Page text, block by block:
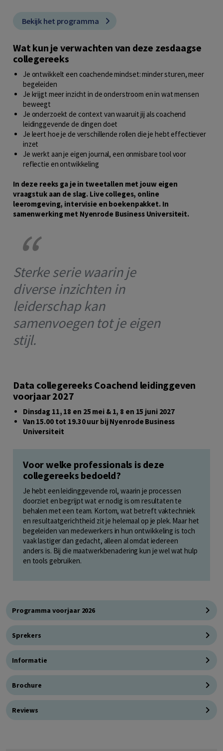
Bekijk het programma
Wat kun je verwachten van deze zesdaagse
collegereeks
Je ontwikkelt een coachende mindset: minder sturen, meer
begeleiden
Je krijgt meer inzicht in de onderstroom en in wat mensen
beweegt
Je onderzoekt de context van waaruit jij als coachend
leidinggevende de dingen doet
Je leert hoe je de verschillende rollen die je hebt effectiever
inzet
Je werkt aan je eigen journal, een onmisbare tool voor
reflectie en ontwikkeling
In deze reeks ga je in tweetallen met jouw eigen
vraagstuk aan de slag. Live colleges, online
leeromgeving, intervisie en boekenpakket. In
samenwerking met Nyenrode Business Universiteit.
Sterke serie waarin je
diverse inzichten in
leiderschap kan
samenvoegen tot je eigen
stijl.
Data collegereeks Coachend leidinggeven
voorjaar 2027
Dinsdag 11, 18 en 25 mei & 1, 8 en 15 juni 2027
Van 15.00 tot 19.30 uur bij Nyenrode Business
Universiteit
Voor welke professionals is deze
collegereeks bedoeld?
Je hebt een leidinggevende rol, waarin je processen
doorziet en begrijpt wat er nodig is om resultaten te
behalen met een team. Kortom, wat betreft vaktechniek
en resultaatgerichtheid zit je helemaal op je plek. Maar het
begeleiden van medewerkers in hun ontwikkeling is toch
vaak lastiger dan gedacht, alleen al omdat iedereen
anders is. Bij die maatwerkbenadering kun je wel wat hulp
en tools gebruiken.
Programma voorjaar 2026
Sprekers
Informatie
Brochure
Reviews